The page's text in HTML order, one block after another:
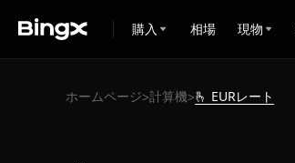
購入 相場 現物
ホームページ>計算機>🫰 EURレート